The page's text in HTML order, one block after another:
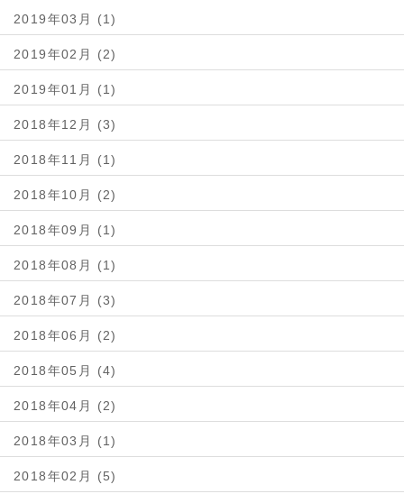
2019年03月 (1)
2019年02月 (2)
2019年01月 (1)
2018年12月 (3)
2018年11月 (1)
2018年10月 (2)
2018年09月 (1)
2018年08月 (1)
2018年07月 (3)
2018年06月 (2)
2018年05月 (4)
2018年04月 (2)
2018年03月 (1)
2018年02月 (5)